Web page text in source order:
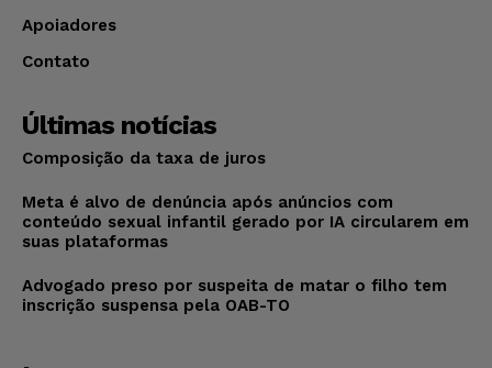
Apoiadores
Contato
Últimas notícias
Composição da taxa de juros
Meta é alvo de denúncia após anúncios com
conteúdo sexual infantil gerado por IA circularem em
suas plataformas
Advogado preso por suspeita de matar o filho tem
inscrição suspensa pela OAB-TO